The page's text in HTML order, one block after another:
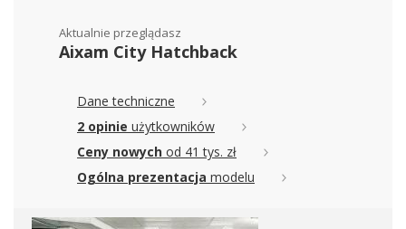
Aktualnie przeglądasz
Aixam City Hatchback
Dane techniczne
2 opinie użytkowników
Ceny nowych od 41 tys. zł
Ogólna prezentacja modelu